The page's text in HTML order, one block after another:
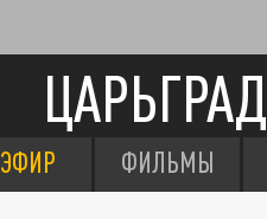
ЦАРЬГРАД
ЭФИР ФИЛЬМЫ